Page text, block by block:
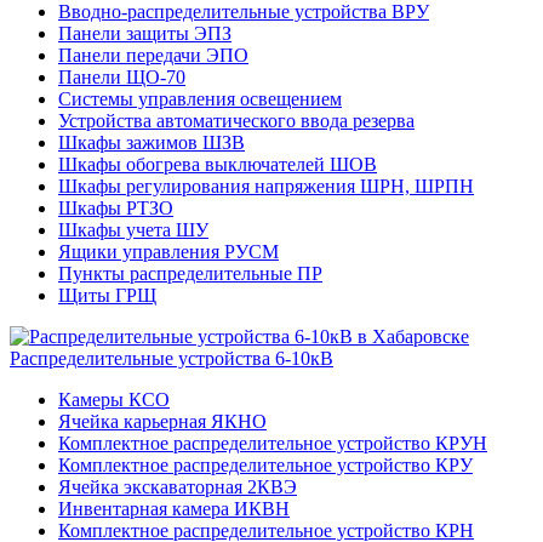
Вводно-распределительные устройства ВРУ
Панели защиты ЭПЗ
Панели передачи ЭПО
Панели ЩО-70
Системы управления освещением
Устройства автоматического ввода резерва
Шкафы зажимов ШЗВ
Шкафы обогрева выключателей ШОВ
Шкафы регулирования напряжения ШРН, ШРПН
Шкафы РТЗО
Шкафы учета ШУ
Ящики управления РУСМ
Пункты распределительные ПР
Щиты ГРЩ
Распределительные устройства 6-10кВ
Камеры КСО
Ячейка карьерная ЯКНО
Комплектное распределительное устройство КРУН
Комплектное распределительное устройство КРУ
Ячейка экскаваторная 2КВЭ
Инвентарная камера ИКВН
Комплектное распределительное устройство КРН